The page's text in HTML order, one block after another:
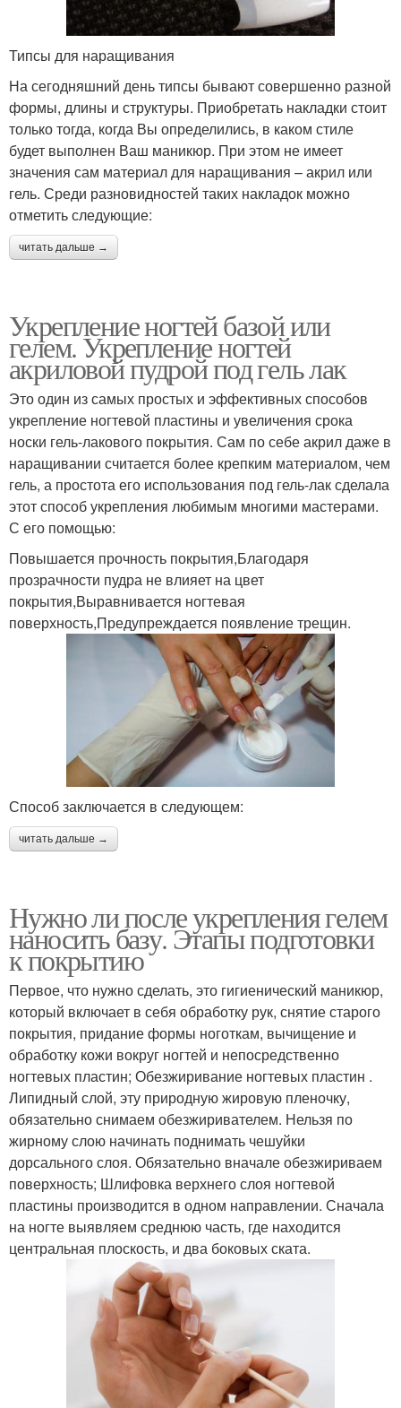
Типсы для наращивания
На сегодняшний день типсы бывают совершенно разной
формы, длины и структуры. Приобретать накладки стоит
только тогда, когда Вы определились, в каком стиле
будет выполнен Ваш маникюр. При этом не имеет
значения сам материал для наращивания – акрил или
гель. Среди разновидностей таких накладок можно
отметить следующие:
читать дальше →
Укрепление ногтей базой или
гелем. Укрепление ногтей
акриловой пудрой под гель лак
Это один из самых простых и эффективных способов
укрепление ногтевой пластины и увеличения срока
носки гель-лакового покрытия. Сам по себе акрил даже в
наращивании считается более крепким материалом, чем
гель, а простота его использования под гель-лак сделала
этот способ укрепления любимым многими мастерами.
С его помощью:
Повышается прочность покрытия,Благодаря
прозрачности пудра не влияет на цвет
покрытия,Выравнивается ногтевая
поверхность,Предупреждается появление трещин.
Способ заключается в следующем:
читать дальше →
Нужно ли после укрепления гелем
наносить базу. Этапы подготовки
к покрытию
Первое, что нужно сделать, это гигиенический маникюр,
который включает в себя обработку рук, снятие старого
покрытия, придание формы ноготкам, вычищение и
обработку кожи вокруг ногтей и непосредственно
ногтевых пластин; Обезжиривание ногтевых пластин .
Липидный слой, эту природную жировую пленочку,
обязательно снимаем обезжиривателем. Нельзя по
жирному слою начинать поднимать чешуйки
дорсального слоя. Обязательно вначале обезжириваем
поверхность; Шлифовка верхнего слоя ногтевой
пластины производится в одном направлении. Сначала
на ногте выявляем среднюю часть, где находится
центральная плоскость, и два боковых ската.